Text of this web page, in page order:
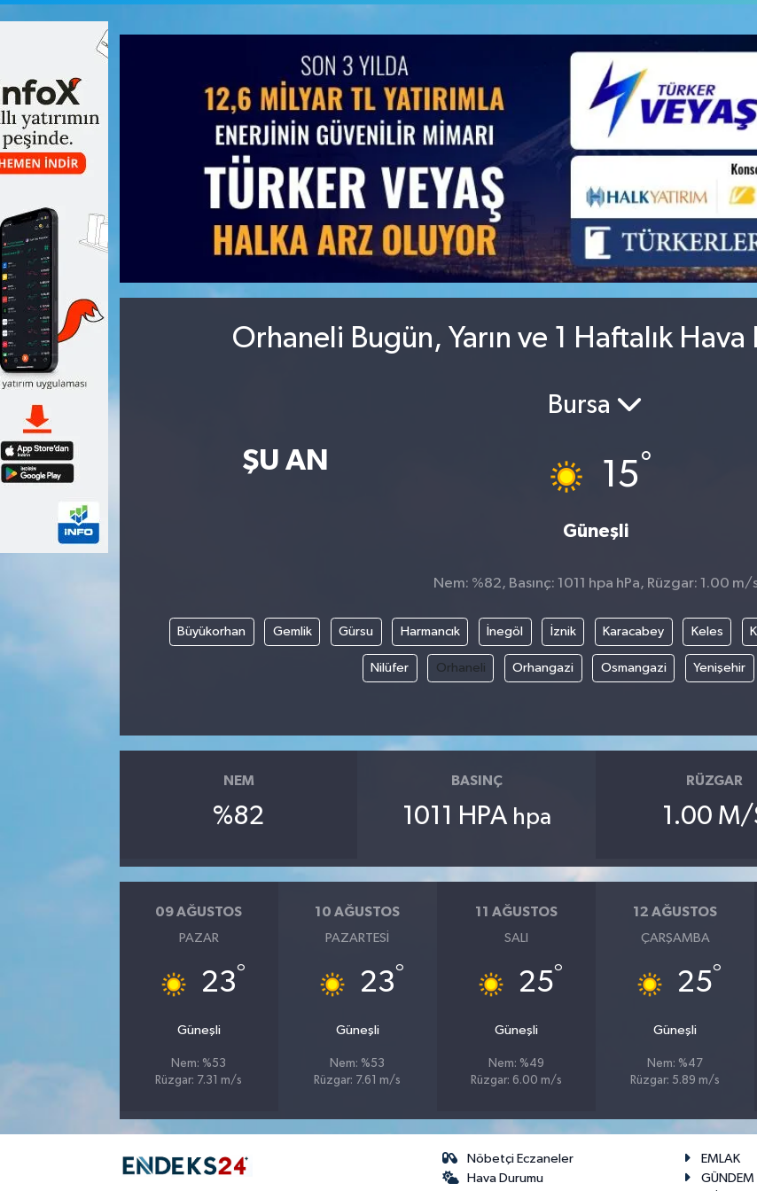
Orhaneli Bugün, Yarın ve 1 Haftalık
ŞU AN
Bursa
15°
Güneşli
Nem: %82, Basınç: 1011 hpa hPa, Rüzgar: 1.00 m/
Büyükorhan Gemlik Gürsu Harmancık İnegöl İznik Karacabey Keles
Nilüfer Orhaneli Orhangazi Osmangazi Yenişehir
NEM
%82
BASINÇ
1011 HPA hpa
RÜZGAR
1.00 M/
09 AĞUSTOS
PAZAR
23°
Güneşli
Nem: %53
Rüzgar: 7.31 m/s
10 AĞUSTOS
PAZARTESI
23°
Güneşli
Nem: %53
Rüzgar: 7.61 m/s
11 AĞUSTOS
SALI
25°
Güneşli
Nem: %49
Rüzgar: 6.00 m/s
12 AĞUSTOS
ÇARŞAMBA
25°
Güneşli
Nem: %47
Rüzgar: 5.89 m/s
Nöbetçi Eczaneler
Hava Durumu
EMLAK
GÜNDEM